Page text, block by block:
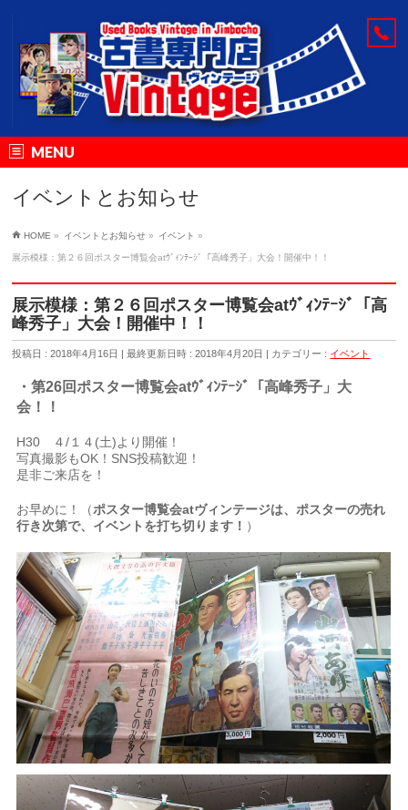
MENU
イベントとお知らせ
HOME » イベントとお知らせ » イベント »
展示模様：第２６回ポスター博覧会atｳﾞｨﾝﾃｰｼﾞ「高峰秀子」大会！開催中！！
展示模様：第２６回ポスター博覧会atｳﾞｨﾝﾃｰｼﾞ「高
峰秀子」大会！開催中！！
投稿日 : 2018年4月16日 最終更新日時 : 2018年4月20日 カテゴリー : イベント
・第26回ポスター博覧会atｳﾞｨﾝﾃｰｼﾞ「高峰秀子」大
会 ！ ！
H30 ４/１４(土)より開催！
写真撮影もOK！SNS投稿歓迎！
是非ご来店を！
お早めに！（ポスター博覧会atヴィンテージは、ポスターの売れ
行き次第で、イベントを打ち切ります！ ）